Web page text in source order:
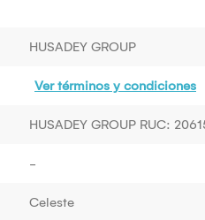
HUSADEY GROUP
Ver términos y condiciones
HUSADEY GROUP RUC:
-
Celeste